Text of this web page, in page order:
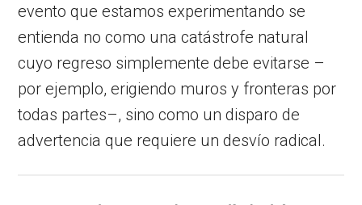
evento que estamos experimentando se
entienda no como una catástrofe natural
cuyo regreso simplemente debe evitarse –
por ejemplo, erigiendo muros y fronteras por
todas partes–, sino como un disparo de
advertencia que requiere un desvío radical.